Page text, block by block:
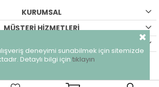
KURUMSAL
MÜŞTERİ HİZMETLERİ
- Tüm hakları saklıdır.
deneyimi sunabilmek için sitemizde
Detaylı bilgi için tıklayın